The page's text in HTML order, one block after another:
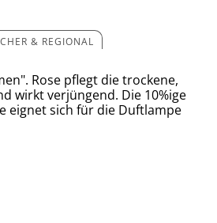
& REGIONAL
Rose pflegt die trockene,
wirkt verjüngend. Die 10%ige
eignet sich für die Duftlampe